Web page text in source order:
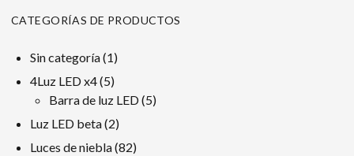
CATEGORÍAS DE PRODUCTOS
Sin categoría 11
producto
4Luz LED x4 55
productos
Barra de luz LED 55
Luz LED beta 22
productos
Luces de niebla 8282